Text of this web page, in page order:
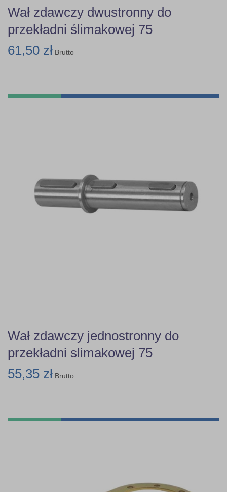
Wał zdawczy dwustronny do
przekładni ślimakowej 75
61,50 zł Brutto
Wał zdawczy jednostronny do
przekładni slimakowej 75
55,35 zł Brutto